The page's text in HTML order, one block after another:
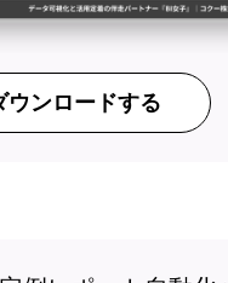
ウンロードする